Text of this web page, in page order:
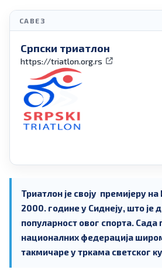
САВЕЗ
Српски триатлон
https://triatlon.org.rs
Триатлон је своју премијеру
2000. године у Сиднеју, што је
популарност овог спорта. Сада
националних федерација
такмичаре у тркама светског